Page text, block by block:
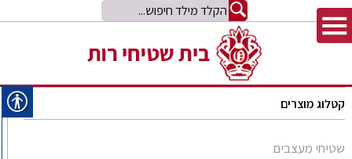
קטלוג מוצרים
שטיחי מעצבים